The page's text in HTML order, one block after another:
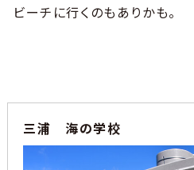
ビーチに行くのもありかも。
三浦 海の学校